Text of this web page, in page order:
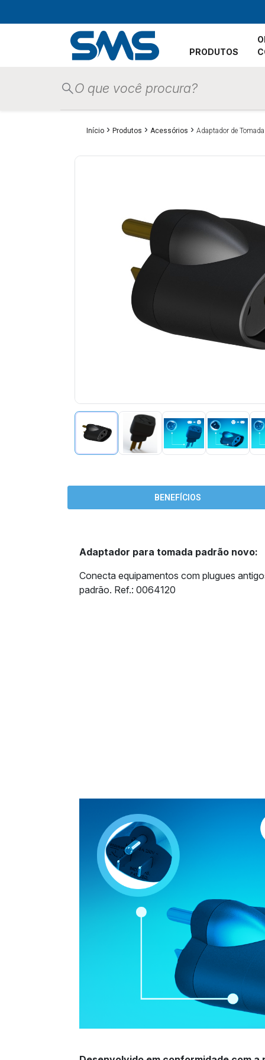
PRODUTOS
Início › Produtos › Acessórios › Adaptador de Tomada
BENEFÍCIOS
Adaptador para tomada padrão novo:
Conecta equipamentos com plugues
padrão. Ref.: 0064120